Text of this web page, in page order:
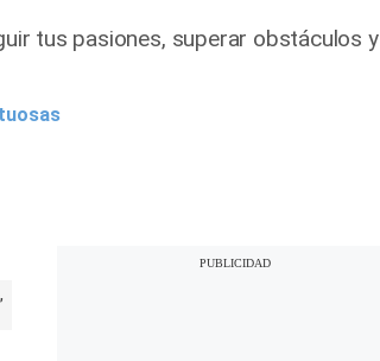
tus pasiones, superar obstáculos y